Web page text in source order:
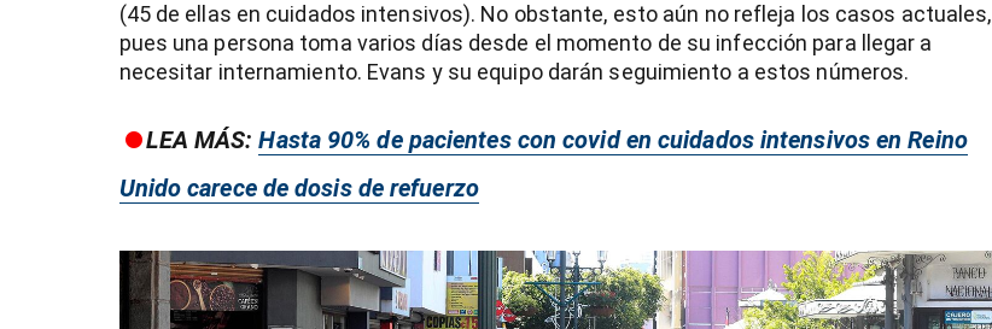
(45 de ellas en cuidados intensivos). No obstante, esto aún no refleja los casos actuales,
pues una persona toma varios días desde el momento de su infección para llegar a
necesitar internamiento. Evans y su equipo darán seguimiento a estos números.
LEA MÁS:Hasta 90% de pacientes con covid en cuidados intensivos en Reino
Unido carece de dosis de refuerzo